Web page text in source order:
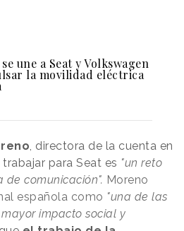
une a Seat y Volkswagen
la movilidad eléctrica
, directora de la cuenta en
trabajar para Seat es "un reto
comunicación". Moreno
española como "una de las
impacto social y